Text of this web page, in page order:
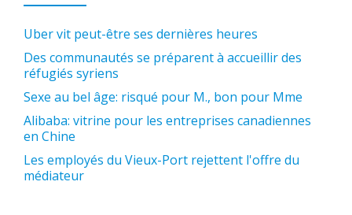
Uber vit peut-être ses dernières heures
Des communautés se préparent à accueillir des
réfugiés syriens
Sexe au bel âge: risqué pour M., bon pour Mme
Alibaba: vitrine pour les entreprises canadiennes
en Chine
Les employés du Vieux-Port rejettent l'offre du
médiateur